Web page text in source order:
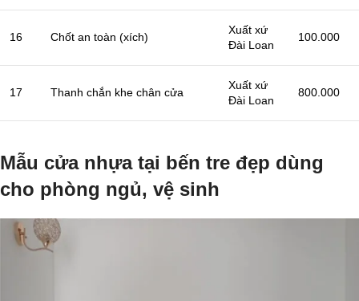
16 Chốt an toàn (xích)
Xuất xứ
Đài Loan
100.000
17 Thanh chắn khe chân cửa
Xuất xứ
Đài Loan
800.000
Mẫu cửa nhựa tại bến tre đẹp dùng
cho phòng ngủ, vệ sinh